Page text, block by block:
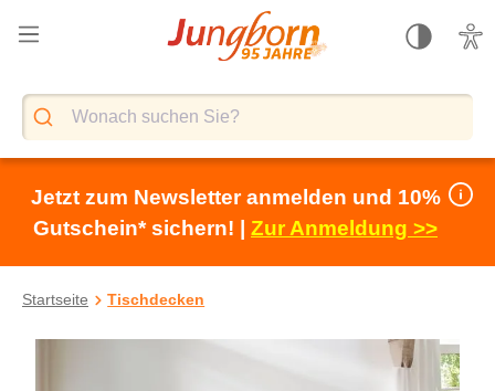
springen
Jetzt zum Newsletter anmelden und 10%
Gutschein* sichern! | Zur Anmeldung >>
Startseite Tischdecken